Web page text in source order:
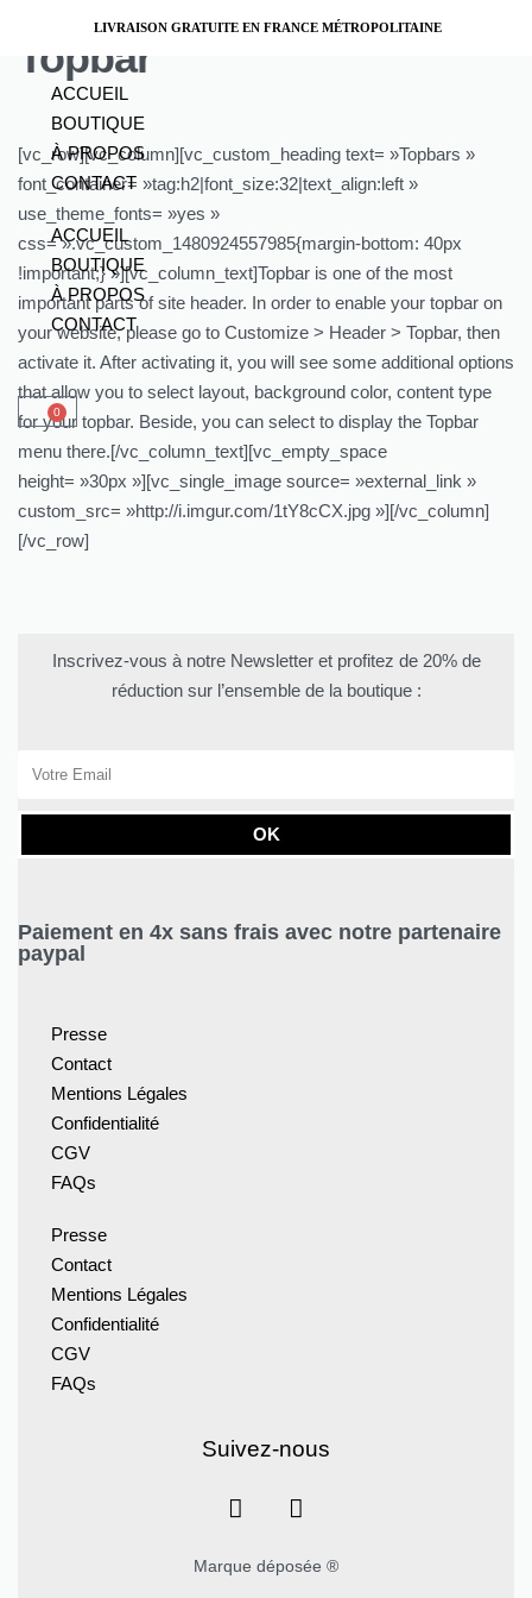
LIVRAISON GRATUITE EN FRANCE MÉTROPOLITAINE
ACCUEIL
BOUTIQUE
À PROPOS
CONTACT
ACCUEIL
BOUTIQUE
À PROPOS
CONTACT
0
Topbar
[vc_row][vc_column][vc_custom_heading text= »Topbars »
font_container= »tag:h2|font_size:32|text_align:left »
use_theme_fonts= »yes »
css= ».vc_custom_1480924557985{margin-bottom: 40px
!important;} »][vc_column_text]Topbar is one of the most
important parts of site header. In order to enable your topbar on
your website, please go to Customize > Header > Topbar, then
activate it. After activating it, you will see some additional options
that allow you to select layout, background color, content type
for your topbar. Beside, you can select to display the Topbar
menu there.[/vc_column_text][vc_empty_space
height= »30px »][vc_single_image source= »external_link »
custom_src= »http://i.imgur.com/1tY8cCX.jpg »][/vc_column]
[/vc_row]
Inscrivez-vous à notre Newsletter et profitez de 20% de
réduction sur l’ensemble de la boutique :
OK
Paiement en 4x sans frais avec notre partenaire
paypal
Presse
Contact
Mentions Légales
Confidentialité
CGV
FAQs
Presse
Contact
Mentions Légales
Confidentialité
CGV
FAQs
Suivez-nous
Marque déposée ®